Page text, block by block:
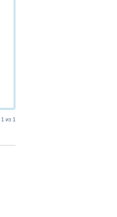
1 из 1